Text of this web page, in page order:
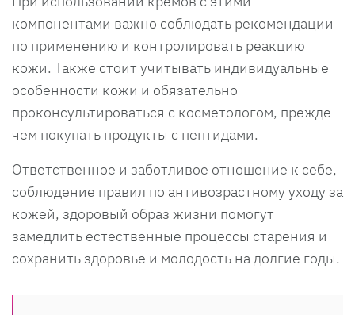
компонентами важно соблюдать рекомендации
по применению и контролировать реакцию
кожи. Также стоит учитывать индивидуальные
особенности кожи и обязательно
проконсультироваться с косметологом, прежде
чем покупать продукты с пептидами.
Ответственное и заботливое отношение к себе,
соблюдение правил по антивозрастному уходу за
кожей, здоровый образ жизни помогут
замедлить естественные процессы старения и
сохранить здоровье и молодость на долгие годы.